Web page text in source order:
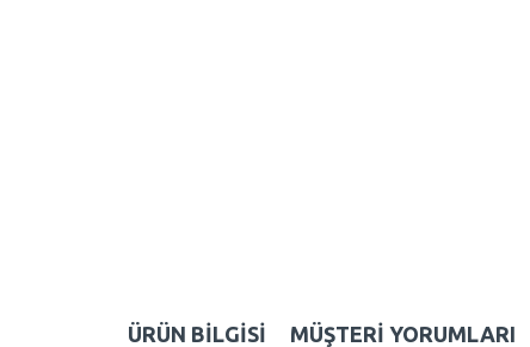
ÜRÜN BILGISI MÜŞTERI YORUMLARI